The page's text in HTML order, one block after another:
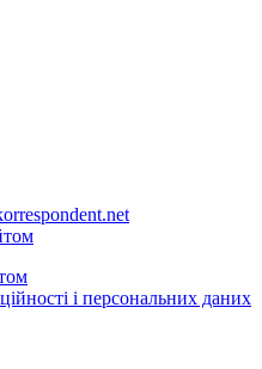
і персональних даних